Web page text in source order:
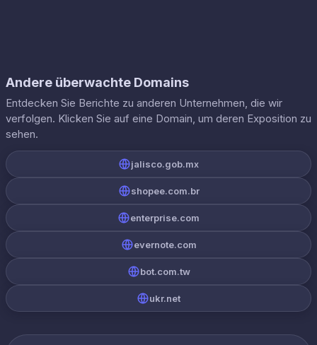
Andere überwachte Domains
Entdecken Sie Berichte zu anderen Unternehmen, die wir
verfolgen. Klicken Sie auf eine Domain, um deren Exposition zu
sehen.
jalisco.gob.mx
shopee.com.br
enterprise.com
evernote.com
bot.com.tw
ukr.net